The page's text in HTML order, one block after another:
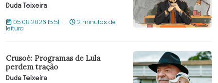
Duda Teixeira
05.08.2026 15:51 2 minutos de
leitura
Crusoé: Programas de Lula
perdem tração
Duda Teixeira